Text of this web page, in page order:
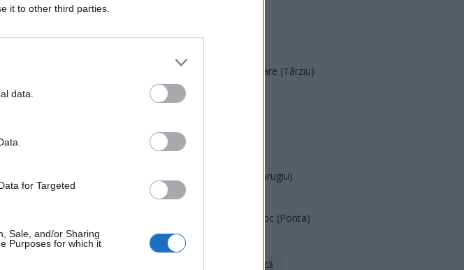
it to other third parties.
data.
for Targeted
Sale, and/or Sharing
Purposes for which it
2021,
–
(foto –
Acțiunea Conservatoare (Târziu)
PDF (Lazarus)
PNȚCD (Pavelescu)
PNCR (Terheș)
Partidul Patrioților (Surugiu)
FAR (Coarnă)
România pe Primul Loc (Ponta)
Altul